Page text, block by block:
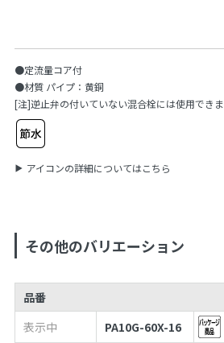
●定流量コア付
●材質 パイプ：黄銅
[注]逆止弁の付いていない混合栓には使用できま
アイコンの詳細についてはこちら
その他のバリエーション
品番
表示中
PA10G-60X-16